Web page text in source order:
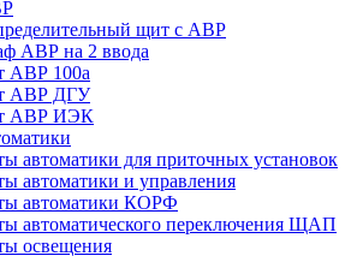
щит с АВР
АВР на 2 ввода
АВР 100а
АВР ДГУ
АВР ИЭК
автоматики для приточных установок
автоматики и управления
автоматики КОРФ
автоматического переключения ЩАП
освещения